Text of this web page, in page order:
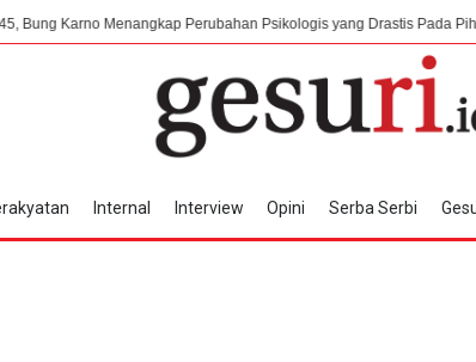
Menangkap Perubahan Psikologis yang Drastis Pada Pihak Jepang
Internal Interview Opini Serba Serbi